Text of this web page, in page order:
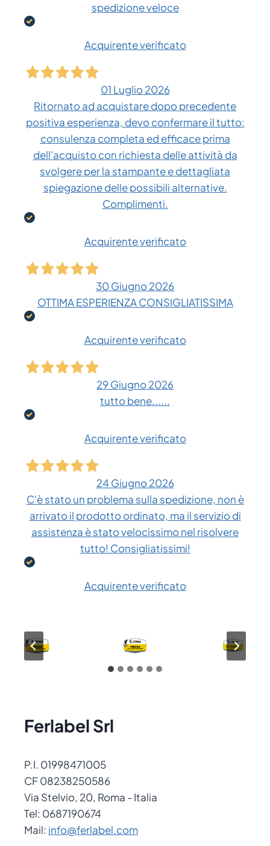
spedizione veloce
Acquirente verificato
01 Luglio 2026
Ritornato ad acquistare dopo precedente
positiva esperienza, devo confermare il tutto:
consulenza completa ed efficace prima
dell'acquisto con richiesta delle attività da
svolgere per la stampante e dettagliata
spiegazione delle possibili alternative.
Complimenti.
Acquirente verificato
30 Giugno 2026
OTTIMA ESPERIENZA CONSIGLIATISSIMA
Acquirente verificato
29 Giugno 2026
tutto bene......
Acquirente verificato
24 Giugno 2026
C'è stato un problema sulla spedizione, non è
arrivato il prodotto ordinato, ma il servizio di
assistenza è stato velocissimo nel risolvere
tutto! Consigliatissimi!
Acquirente verificato
Ferlabel Srl
P.I. 01998471005
CF 08238250586
Via Stelvio, 20, Roma - Italia
Tel: 0687190674
Mail: info@ferlabel.com